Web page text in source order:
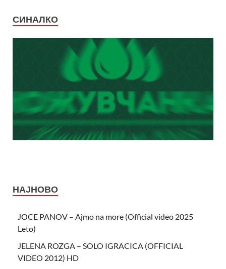
СИНАЛКО
НАЈНОВО
JOCE PANOV – Ajmo na more (Official video 2025
Leto)
JELENA ROZGA – SOLO IGRACICA (OFFICIAL
VIDEO 2012) HD